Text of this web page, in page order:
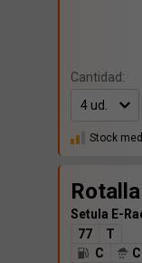
Cantidad:
Stock
Rotalla
Setula E-
77
T
C
C